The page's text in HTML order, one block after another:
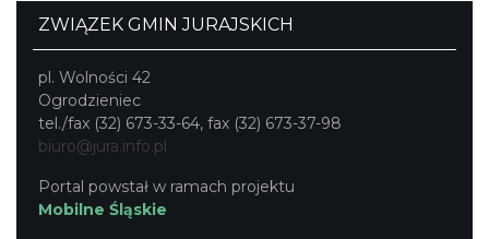
ZWIĄZEK GMIN JURAJSKICH
pl. Wolności 42
Ogrodzieniec
tel./fax (32) 673-33-64, fax (32) 673-37-98
biuro@jura.info.pl
Portal powstał w ramach projektu
Mobilne Śląskie